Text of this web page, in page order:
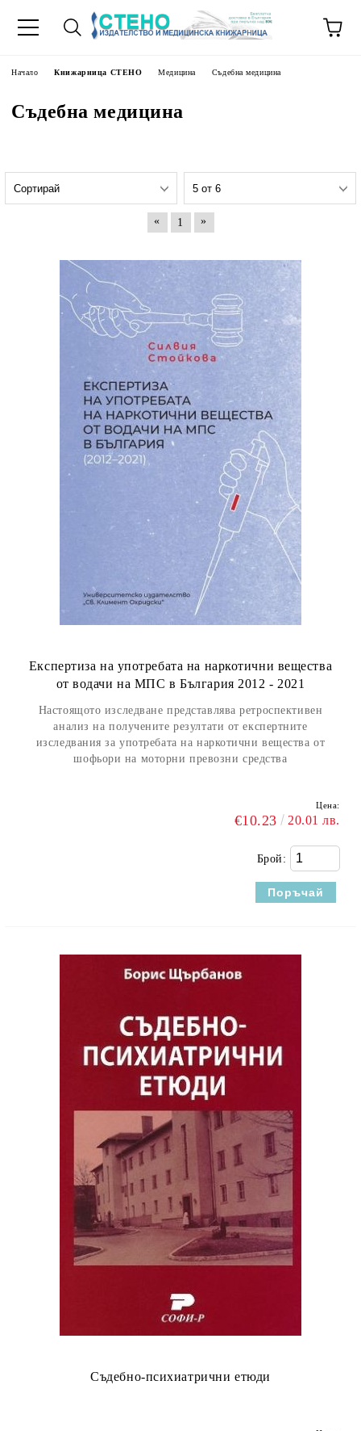
Начало Книжарница СТЕНО Медицина Съдебна медицина
Съдебна медицина
« 1 »
Експертиза на употребата на наркотични вещества
от водачи на МПС в България 2012 - 2021
Настоящото изследване представлява ретроспективен
анализ на получените резултати от експертните
изследвания за употребата на наркотични вещества от
шофьори на моторни превозни средства
Цена:
€10.23 20.01 лв.
Брой:
Съдебно-психиатрични етюди